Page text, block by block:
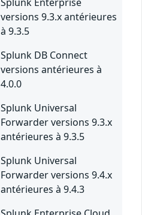
versions 9.3.x antérieures
à 9.3.5
Splunk DB Connect
versions antérieures à
4.0.0
Splunk Universal
Forwarder versions 9.3.x
antérieures à 9.3.5
Splunk Universal
Forwarder versions 9.4.x
antérieures à 9.4.3